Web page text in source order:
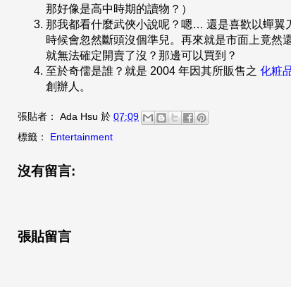
那好像是高中時期的讀物？）
那我都看什麼武俠小說呢？嗯… 還是喜歡以蟬翼
時候會忽然斷頭沒個準兒。再來就是市面上竟然
就無法確定開賣了沒？那邊可以買到？
至於奇儒是誰？就是 2004 年因其所販售之 化粧
創辦人。
張貼者： Ada Hsu 於 07:09
標籤： Entertainment
沒有留言:
張貼留言